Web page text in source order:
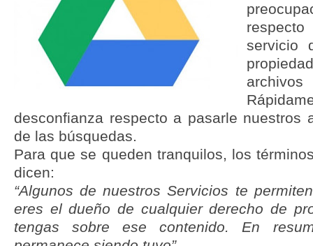
servicio
desconfianza respecto a pasarle nuestros
de las búsquedas.
Para que se queden tranquilos, los
dicen:
“Algunos de nuestros Servicios te
eres el dueño de cualquier derecho de
tengas sobre ese contenido. En